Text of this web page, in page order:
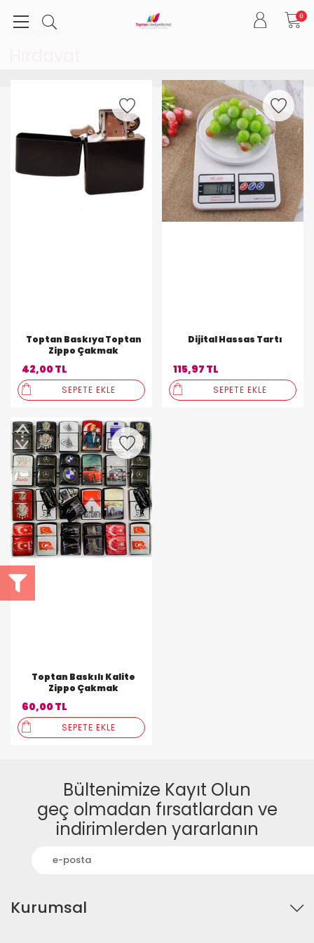
0
Anasayfa
Toptan Baskıya Toptan
Zippo Çakmak
42,00 TL
SEPETE EKLE
Dijital Hassas Tartı
115,97 TL
SEPETE EKLE
Toptan Baskılı Kalite
Zippo Çakmak
60,00 TL
SEPETE EKLE
Bültenimize Kayıt Olun
geç olmadan fırsatlardan ve
indirimlerden yararlanın
Kurumsal